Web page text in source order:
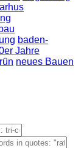
baden-
Jahre
neues Bauen